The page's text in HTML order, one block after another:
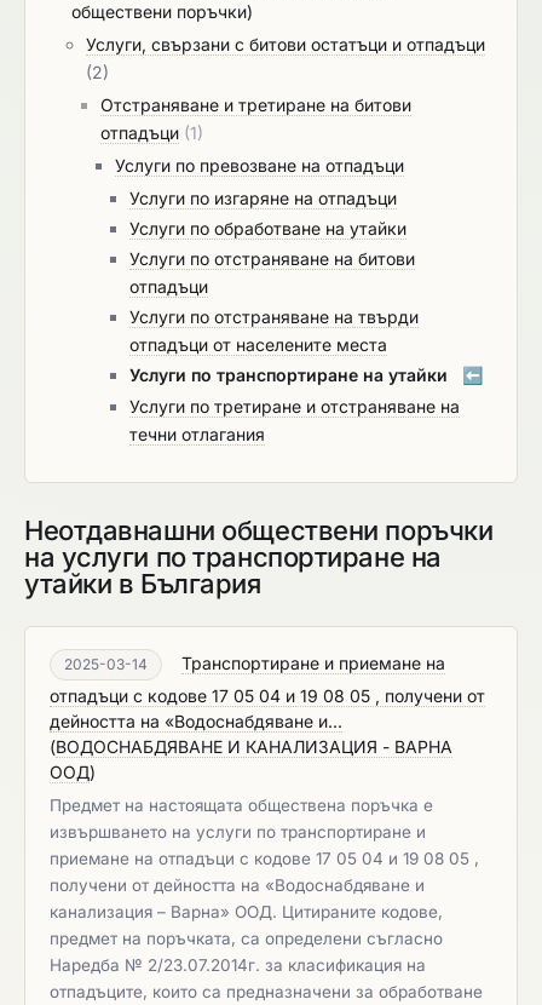
обществени поръчки)
Услуги, свързани с битови остатъци и отпадъци
(2)
Отстраняване и третиране на битови
отпадъци (1)
Услуги по превозване на отпадъци
Услуги по изгаряне на отпадъци
Услуги по обработване на утайки
Услуги по отстраняване на битови
отпадъци
Услуги по отстраняване на твърди
отпадъци от населените места
Услуги по транспортиране на утайки
⬅️
Услуги по третиране и отстраняване на
течни отлагания
Неотдавнашни обществени поръчки
на услуги по транспортиране на
утайки в България
2025-03-14
Транспортиране и приемане на
отпадъци с кодове 17 05 04 и 19 08 05 , получени от
дейността на «Водоснабдяване и...
(ВОДОСНАБДЯВАНЕ И КАНАЛИЗАЦИЯ - ВАРНА
ООД)
Предмет на настоящата обществена поръчка e
извършването на услуги по транспортиране и
приемане на отпадъци с кодове 17 05 04 и 19 08 05 ,
получени от дейността на «Водоснабдяване и
канализация – Варна» ООД. Цитираните кодове,
предмет на поръчката, са определени съгласно
Наредба № 2/23.07.2014г. за класификация на
отпадъците, които са предназначени за обработване